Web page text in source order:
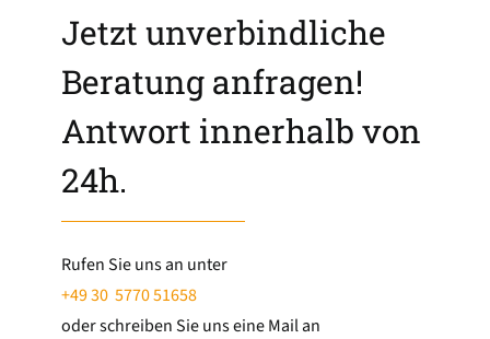
Jetzt unverbindliche
Beratung anfragen!
Antwort innerhalb von
24h.
Rufen Sie uns an unter
+49 30 5770 51658
oder schreiben Sie uns eine Mail an